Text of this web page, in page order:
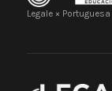
Legale ×